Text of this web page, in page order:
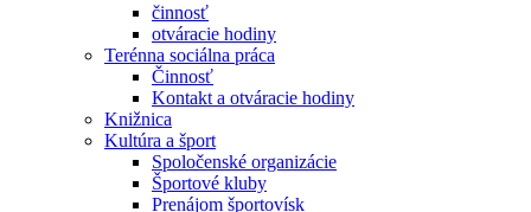
činnosť
otváracie hodiny
Terénna sociálna práca
Činnosť
Kontakt a otváracie hodiny
Knižnica
Kultúra a šport
Spoločenské organizácie
Športové kluby
Prenájom športovísk